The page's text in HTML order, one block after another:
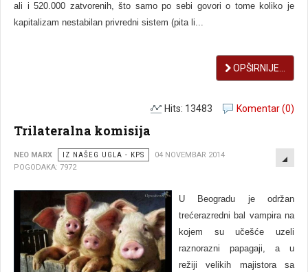
ali i 520.000 zatvorenih, što samo po sebi govori o tome koliko je
kapitalizam nestabilan privredni sistem (pita li...
OPŠIRNIJE...
Komentar (0)
Hits: 13483
Trilateralna komisija
NEO MARX IZ NAŠEG UGLA - KPS
04 NOVEMBAR 2014
POGODAKA: 7972
U Beogradu je održan
trećerazredni bal vampira na
kojem su učešće uzeli
raznorazni papagaji, a u
režiji velikih majistora sa